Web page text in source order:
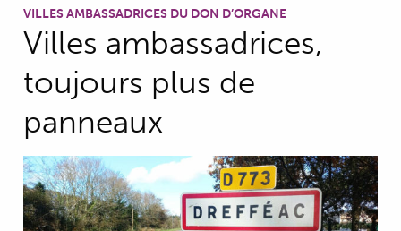
VILLES AMBASSADRICES DU DON D’ORGANE
Villes ambassadrices,
toujours plus de
panneaux